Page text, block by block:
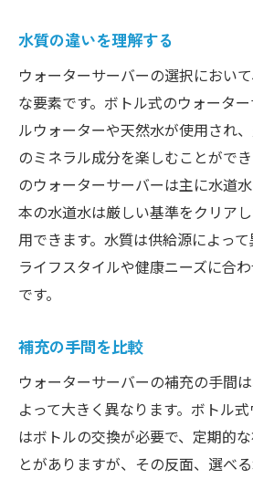
水質の違いを理解する
ウォーターサーバーの選択におい
な要素です。ボトル式のウォータ
ルウォーターや天然水が使用され
のミネラル成分を楽しむことがで
のウォーターサーバーは主に水道
本の水道水は厳しい基準をクリア
用できます。水質は供給源によっ
ライフスタイルや健康ニーズに合
です。
補充の手間を比較
ウォーターサーバーの補充の手間
よって大きく異なります。ボトル
はボトルの交換が必要で、定期的
とがありますが、その反面、選べ